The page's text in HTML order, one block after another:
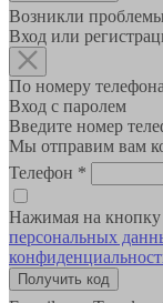
Возникли
Вход или
По номеру телефона
Вход с паролем
Введите номер
Мы отправим вам
Телефон *
Нажимая на
персональных